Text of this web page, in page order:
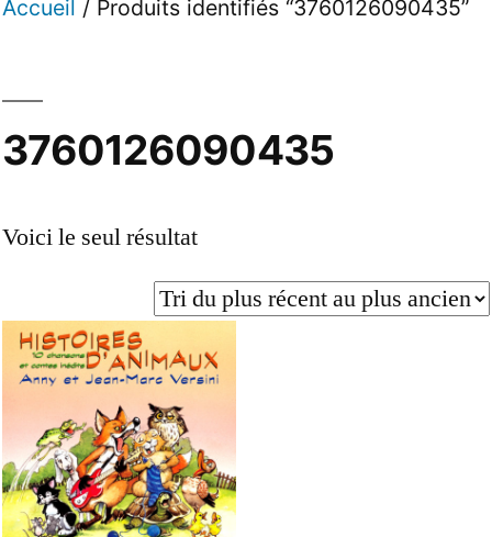
Accueil / Produits identifiés “3760126090435”
3760126090435
Voici le seul résultat